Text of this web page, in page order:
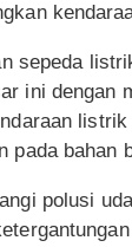
sepeda
ini dengan
pada bahan
polusi